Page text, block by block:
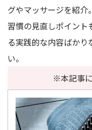
グやマッサージを紹
習慣の見直しポイント
る実践的な内容ばかり
い。
※本記事